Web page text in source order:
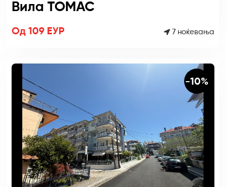
Вила ТОМАС
Од 109 ЕУР 7 ноќевања
-10%